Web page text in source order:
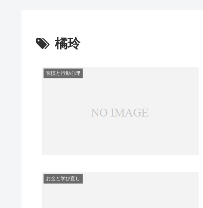
橘玲
習慣と行動心理
お金と学び直し